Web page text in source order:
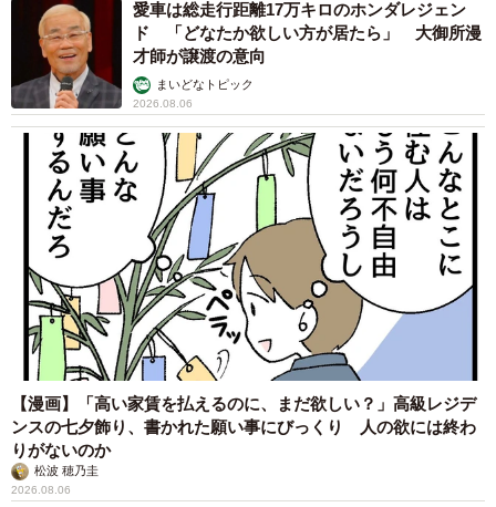
愛車は総走行距離17万キロのホンダレジェン
ド 「どなたか欲しい方が居たら」 大御所漫
才師が譲渡の意向
まいどなトピック
2026.08.06
【漫画】「高い家賃を払えるのに、まだ欲しい？」高級レジデ
ンスの七夕飾り、書かれた願い事にびっくり 人の欲には終わ
りがないのか
松波 穂乃圭
2026.08.06